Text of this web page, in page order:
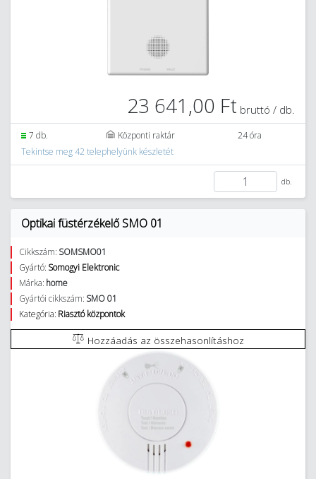
23 641,00 Ft bruttó / db.
7 db. Központi raktár
24 óra
Tekintse meg 42 telephelyünk készletét
db.
Optikai füstérzékelő SMO 01
Cikkszám: SOMSMO01
Gyártó: Somogyi Elektronic
Márka: home
Gyártói cikkszám: SMO 01
Kategória: Riasztó központok
Hozzáadás az összehasonlításhoz